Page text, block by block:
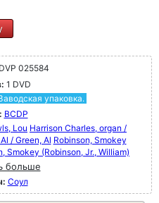
025584
1 DVD
упаковка.
BCDP
Lou Harrison Charles, organ /
/ Green, Al Robinson, Smokey
Smokey (Robinson, Jr., William)
больше
Соул